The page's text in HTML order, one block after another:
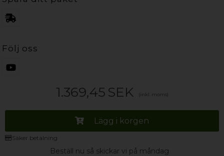
1.369,45 SEK (inkl. moms)
Lägg i korgen
Säker betalning
Beställ nu så skickar vi på måndag
Följ oss